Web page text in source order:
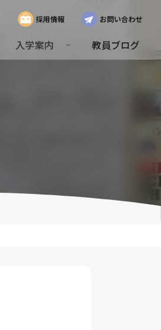
採用情報 お問い合わせ
入学案内 教員ブログ